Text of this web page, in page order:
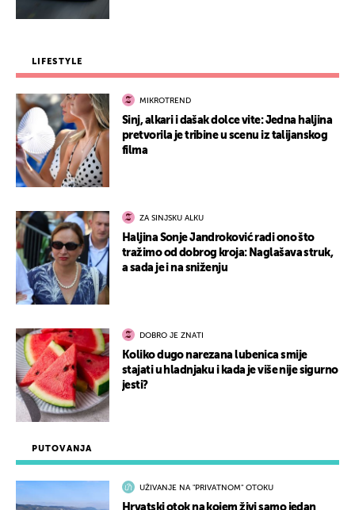
PUTOVANJA
UŽIVANJE NA "PRIVATNOM" OTOKU
Hrvatski otok na kojem živi samo jedan
LIFESTYLE
MIKROTREND
Sinj, alkari i dašak dolce vite: Jedna haljina
pretvorila je tribine u scenu iz talijanskog
filma
ZA SINJSKU ALKU
Haljina Sonje Jandroković radi ono što
tražimo od dobrog kroja: Naglašava struk,
a sada je i na sniženju
DOBRO JE ZNATI
Koliko dugo narezana lubenica smije
stajati u hladnjaku i kada je više nije sigurno
jesti?